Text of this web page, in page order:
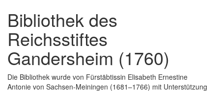
Bibliothek des
Reichsstiftes
Gandersheim (1760)
Die Bibliothek wurde von Fürstäbtissin Elisabeth Ernestine
Antonie von Sachsen-Meiningen (1681–1766) mit Unterstützung